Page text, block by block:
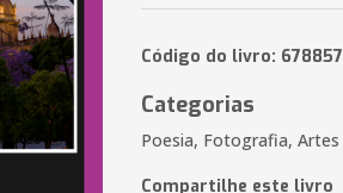
Código do livro: 678857
Categorias
Poesia, Fotografia, Artes
Compartilhe este livro